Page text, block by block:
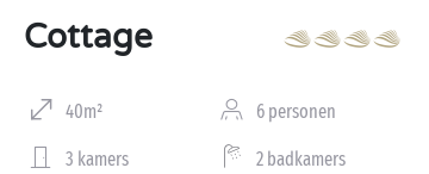
Cottage
40m² 6 personen
3 kamers 2 badkamers